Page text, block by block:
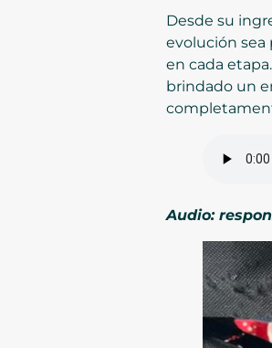
Desde su
evolución sea
en cada
brindado un
Audio: